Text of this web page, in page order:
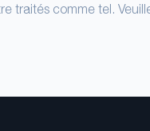
traités comme tel.